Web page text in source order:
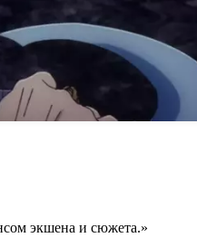
экшена и сюжета.»